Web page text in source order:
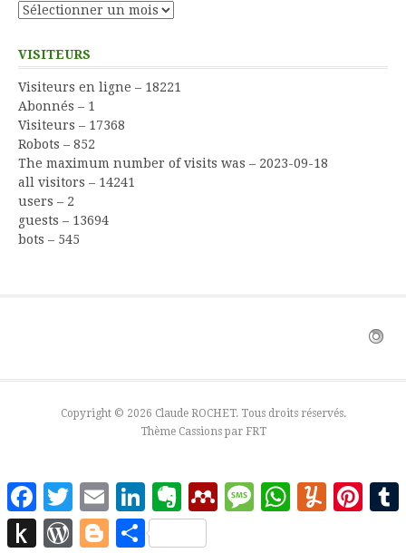
Archives
VISITEURS
Visiteurs en ligne – 18221
Abonnés – 1
Visiteurs – 17368
Robots – 852
The maximum number of visits was – 2023-09-18
all visitors – 14241
users – 2
guests – 13694
bots – 545
Copyright © 2026 Claude ROCHET. Tous droits réservés.
Thème Cassions par FRT
FacebookTwitterEmail LinkedInEvernoteMendeleyMessageWhatsAppYummly
Push
to
WordPress
BloggerPartager